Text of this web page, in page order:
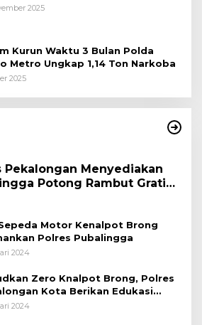
2025
Kurun Waktu 3 Bulan Polda
Metro Ungkap 1,14 Ton Narkoba
2025
Pekalongan Menyediakan
Potong Rambut Gratis
2025
Motor Kenalpot Brong
Polres Pubalingga
2024
Zero Knalpot Brong, Polres
Kota Berikan Edukasi
Pelajar
2024